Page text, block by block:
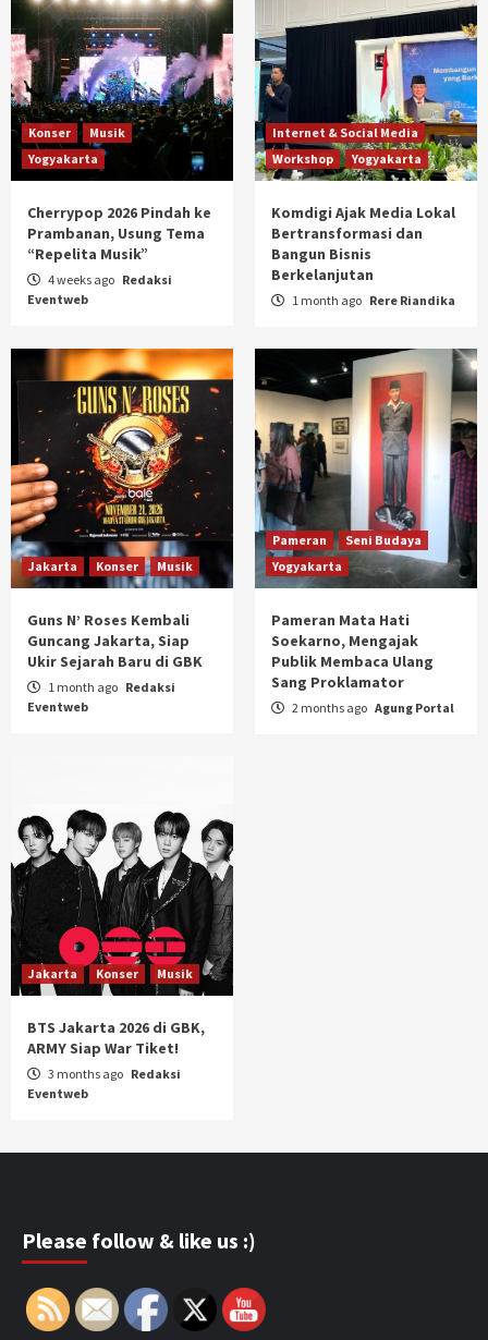
Konser
Musik
Yogyakarta
Cherrypop 2026 Pindah ke
Prambanan, Usung Tema
“Repelita Musik”
4 weeks ago Redaksi
Eventweb
Internet & Social Media
Workshop
Yogyakarta
Komdigi Ajak Media Lokal
Bertransformasi dan
Bangun Bisnis
Berkelanjutan
1 month ago Rere Riandika
Jakarta Konser Musik
Guns N’ Roses Kembali
Guncang Jakarta, Siap
Ukir Sejarah Baru di GBK
1 month ago Redaksi
Eventweb
Pameran
Seni Budaya
Yogyakarta
Pameran Mata Hati
Soekarno, Mengajak
Publik Membaca Ulang
Sang Proklamator
2 months ago Agung Portal
Jakarta Konser Musik
BTS Jakarta 2026 di GBK,
ARMY Siap War Tiket!
3 months ago Redaksi
Eventweb
Please follow & like us :)